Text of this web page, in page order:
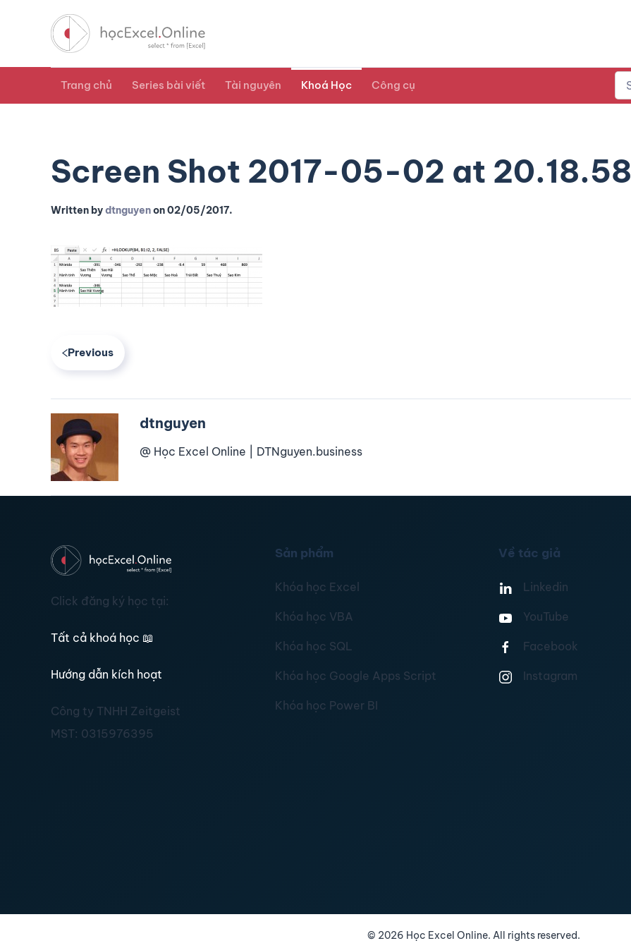
Trang chủ Series bài viết Tài nguyên Khoá Học Công cụ
Screen Shot 2017-05-02 at 20.18.58
Written bydtnguyenon02/05/2017.
Previous
dtnguyen
@ Học Excel Online | DTNguyen.business
Click đăng ký học tại:
Tất cả khoá học 📖
Hướng dẫn kích hoạt
Công ty TNHH Zeitgeist
MST: 0315976395
Sản phẩm
Khóa học Excel
Khóa học VBA
Khóa học SQL
Khóa học Google Apps Script
Khóa học Power BI
Về tác giả
Linkedin
YouTube
Facebook
Instagram
© 2026 Học Excel Online. All rights reserved.